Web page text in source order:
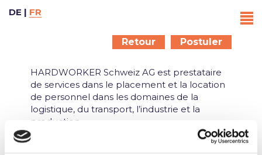
DE | FR
Retour Postuler
HARDWORKER Schweiz AG est prestataire
de services dans le placement et la location
de personnel dans les domaines de la
logistique, du transport, l’industrie et la
production.
Avec notre siège à Dübendorf et nos 5